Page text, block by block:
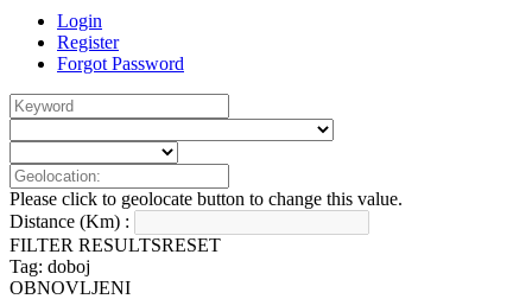
Login
Register
Forgot Password
Please click to geolocate button to change this value.
Distance (Km) :
FILTER RESULTSRESET
Tag: doboj
OBNOVLJENI